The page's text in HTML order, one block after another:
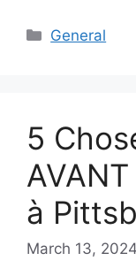
Categories
General
5
à
March 13, 2024